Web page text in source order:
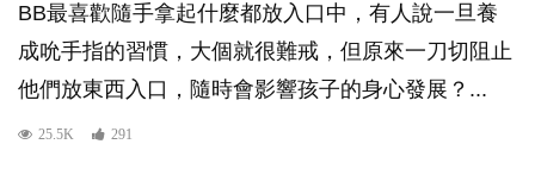
BB最喜歡隨手拿起什麼都放入口中，有人說一旦養
成吮手指的習慣，大個就很難戒，但原來一刀切阻止
他們放東西入口，隨時會影響孩子的身心發展？...
25.5K 291